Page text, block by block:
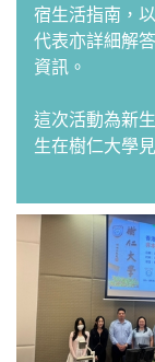
宿生活指南，
代表亦詳細解
資訊。
這次活動為新
生在樹仁大學